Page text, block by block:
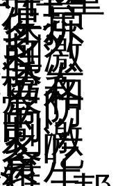
意
护
外
激
，
发
和
防
，
激
吃